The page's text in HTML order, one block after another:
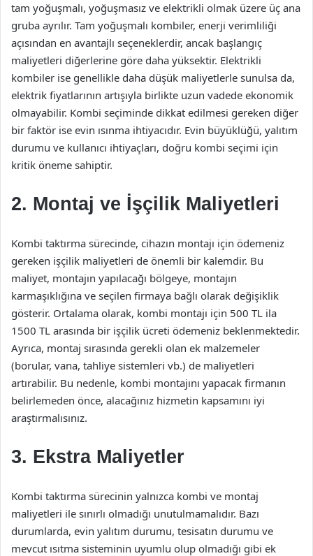
tam yoğuşmalı, yoğuşmasız ve elektrikli olmak üzere üç ana
gruba ayrılır. Tam yoğuşmalı kombiler, enerji verimliliği
açısından en avantajlı seçeneklerdir, ancak başlangıç
maliyetleri diğerlerine göre daha yüksektir. Elektrikli
kombiler ise genellikle daha düşük maliyetlerle sunulsa da,
elektrik fiyatlarının artışıyla birlikte uzun vadede ekonomik
olmayabilir. Kombi seçiminde dikkat edilmesi gereken diğer
bir faktör ise evin ısınma ihtiyacıdır. Evin büyüklüğü, yalıtım
durumu ve kullanıcı ihtiyaçları, doğru kombi seçimi için
kritik öneme sahiptir.
2. Montaj ve İşçilik Maliyetleri
Kombi taktırma sürecinde, cihazın montajı için ödemeniz
gereken işçilik maliyetleri de önemli bir kalemdir. Bu
maliyet, montajın yapılacağı bölgeye, montajın
karmaşıklığına ve seçilen firmaya bağlı olarak değişiklik
gösterir. Ortalama olarak, kombi montajı için 500 TL ila
1500 TL arasında bir işçilik ücreti ödemeniz beklenmektedir.
Ayrıca, montaj sırasında gerekli olan ek malzemeler
(borular, vana, tahliye sistemleri vb.) de maliyetleri
artırabilir. Bu nedenle, kombi montajını yapacak firmanın
belirlemeden önce, alacağınız hizmetin kapsamını iyi
araştırmalısınız.
3. Ekstra Maliyetler
Kombi taktırma sürecinin yalnızca kombi ve montaj
maliyetleri ile sınırlı olmadığı unutulmamalıdır. Bazı
durumlarda, evin yalıtım durumu, tesisatın durumu ve
mevcut ısıtma sisteminin uyumlu olup olmadığı gibi ek